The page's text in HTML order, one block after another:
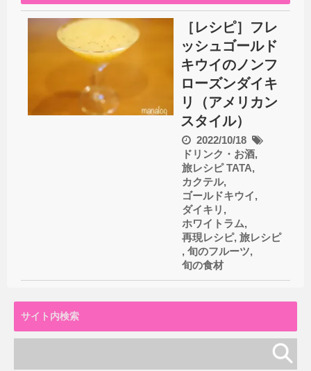
［レシピ］フレ
ッシュゴールド
キウイのノンフ
ローズンダイキ
リ（アメリカン
スタイル）
2022/10/18
ドリンク・お酒,
旅レシピ TATA,
カクテル,
ゴールドキウイ,
ダイキリ ,
ホワイトラム,
再現レシピ, 旅レシピ
, 旬のフルーツ,
旬の食材
サイト内検索